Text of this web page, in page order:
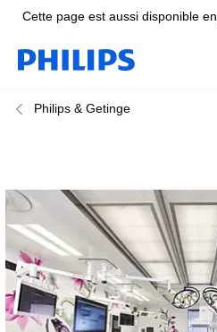
Cette page est aussi disponible en
Philips & Getinge